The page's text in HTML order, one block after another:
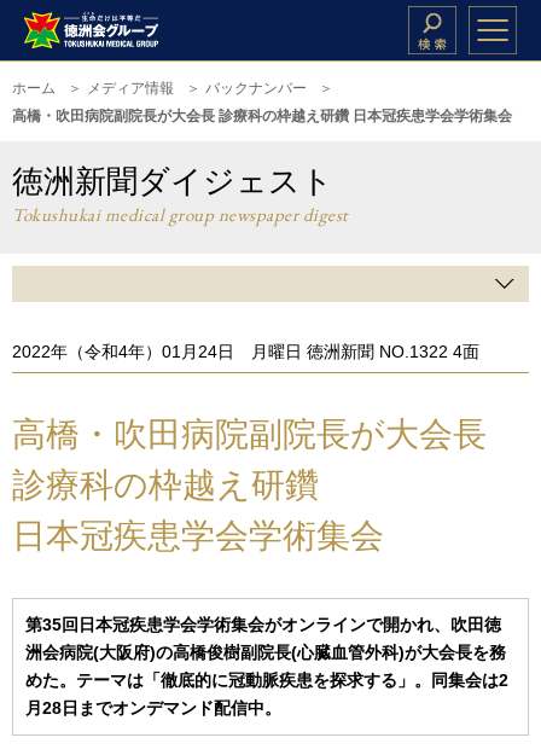
ホーム メディア情報
バックナンバー
高橋・吹田病院副院長が大会長 診療科の枠越え研鑽 日本冠疾患学会学術集会
徳洲新聞ダイジェスト
Tokushukai medical group newspaper digest
2022年（令和4年）01月24日 月曜日 徳洲新聞 NO.1322 4面
高橋・吹田病院副院長が大会長
診療科の枠越え研鑽
日本冠疾患学会学術集会
第35回日本冠疾患学会学術集会がオンラインで開かれ、吹田徳
洲会病院(大阪府)の高橋俊樹副院長(心臓血管外科)が大会長を務
めた。テーマは「徹底的に冠動脈疾患を探求する」。同集会は2
月28日までオンデマンド配信中。